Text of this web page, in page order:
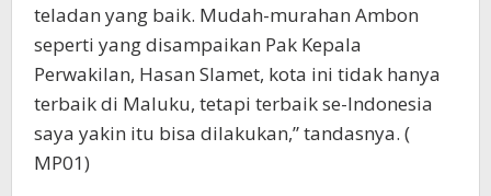
teladan yang baik. Mudah-murahan Ambon
seperti yang disampaikan Pak Kepala
Perwakilan, Hasan Slamet, kota ini tidak hanya
terbaik di Maluku, tetapi terbaik se-Indonesia
saya yakin itu bisa dilakukan,” tandasnya. (
MP01)